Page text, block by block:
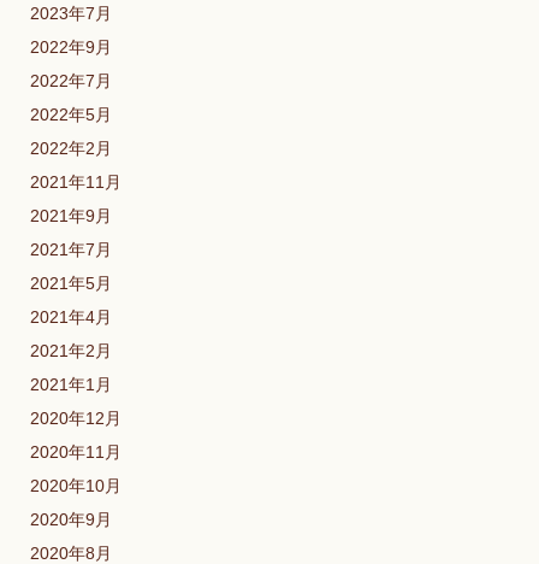
2023年7月
2022年9月
2022年7月
2022年5月
2022年2月
2021年11月
2021年9月
2021年7月
2021年5月
2021年4月
2021年2月
2021年1月
2020年12月
2020年11月
2020年10月
2020年9月
2020年8月